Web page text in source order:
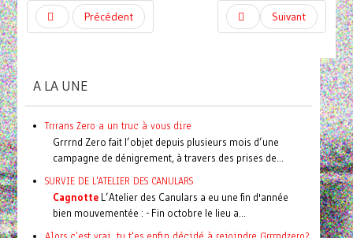
Précédent Suivant
A LA UNE
Trrrans Zero a un truc à vous dire
Grrrnd Zero fait l’objet depuis plusieurs mois d’une
campagne de dénigrement, à travers des prises de...
SURVIE DE L'ATELIER DES CANULARS
CagnotteL’Atelier des Canulars a eu une fin d'année
bien mouvementée : - Fin octobre le lieu a...